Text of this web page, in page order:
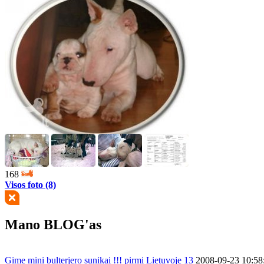
168
Visos foto (8)
Mano BLOG'as
Gime mini bulterjero sunikai !!! pirmi Lietuvoje 13 2008-09-23